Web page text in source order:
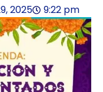
2025 9:22 pm